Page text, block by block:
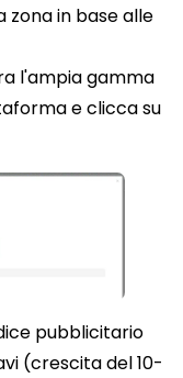
zona in base alle
l'ampia gamma
e clicca su
pubblicitario
(crescita del 10-